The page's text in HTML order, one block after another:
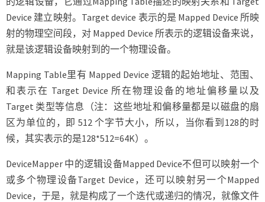
Device 建立映射。Target device 表示的是 Mapped Device 所映
射的物理空间段，对 Mapped Device 所表示的逻辑设备来说，
就是该逻辑设备映射到的一个物理设备。
Mapping Table里有 Mapped Device 逻辑的起始地址、范围、
和表示在 Target Device 所在物理设备的地址偏移量以及
Target 类型等信息（注：这些地址和偏移量都是以磁盘的扇
区为单位的，即 512 个字节大小，所以，当你看到128的时
候，其实表示的是128*512=64K）。
DeviceMapper 中的逻辑设备Mapped Device不但可以映射一个
或多个物理设备Target Device，还可以映射另一个Mapped
Device，于是，就是构成了一个迭代或递归的情况，就像文件